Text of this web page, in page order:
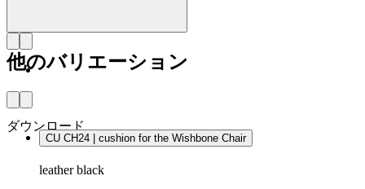
ダウンロード
他のバリエーション
CU CH24 | cushion for the Wishbone Chair
leather black